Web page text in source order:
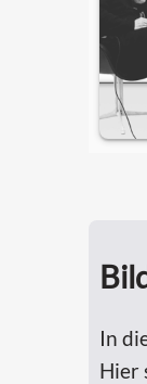
In
Hier